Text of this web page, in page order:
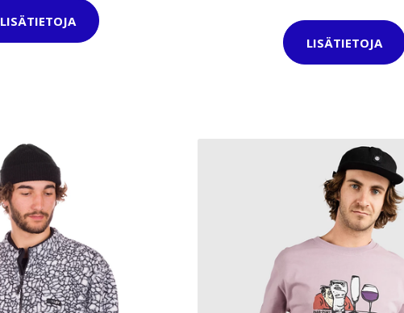
LISÄTIETOJA
LISÄTIETOJA